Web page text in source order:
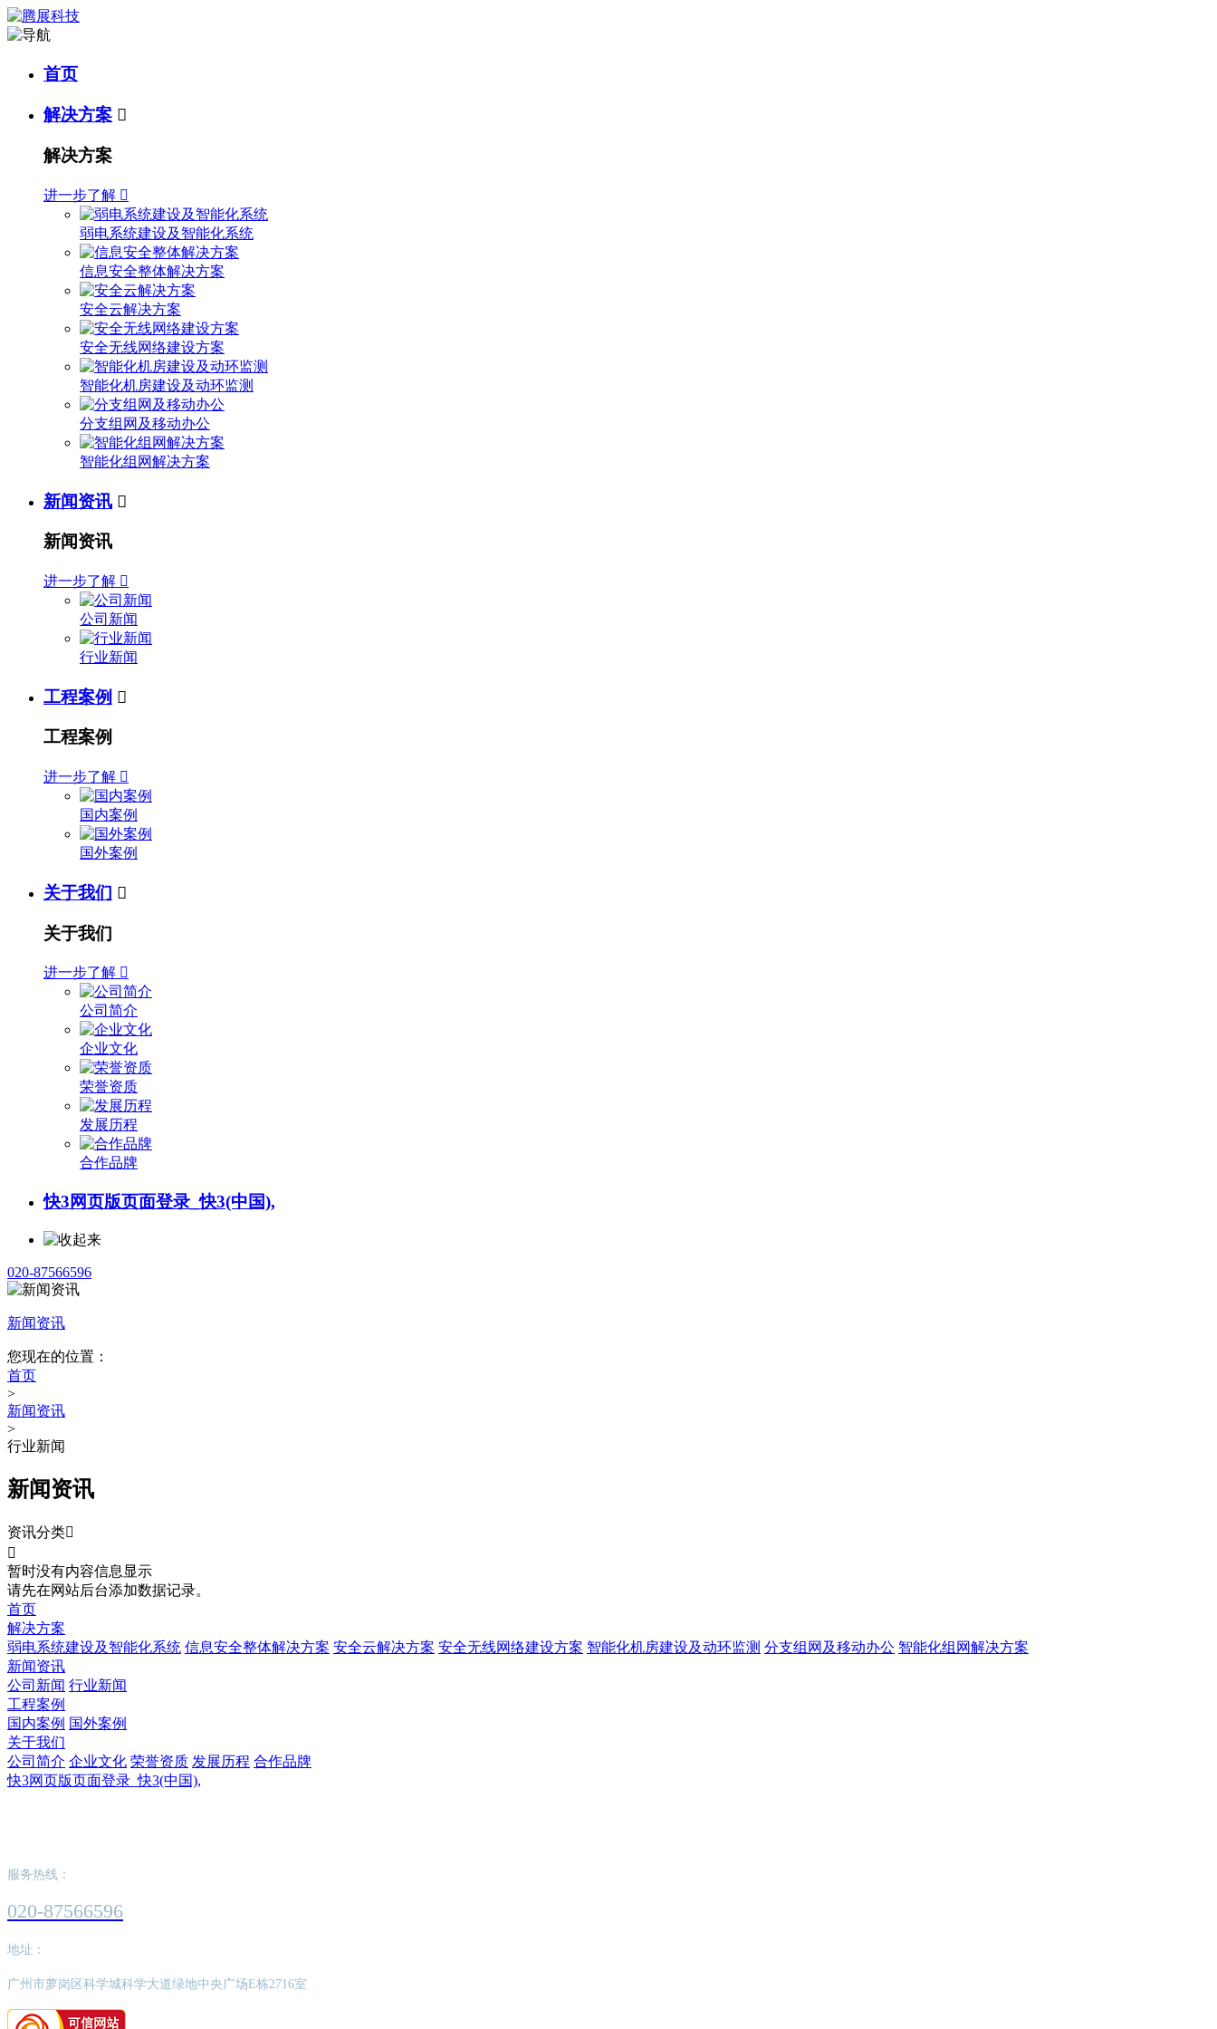
首页
解决方案 
解决方案
进一步了解 
弱电系统建设及智能化系统
信息安全整体解决方案
安全云解决方案
安全无线网络建设方案
智能化机房建设及动环监测
分支组网及移动办公
智能化组网解决方案
新闻资讯 
新闻资讯
进一步了解 
公司新闻
行业新闻
工程案例 
工程案例
进一步了解 
国内案例
国外案例
关于我们 
关于我们
进一步了解 
公司简介
企业文化
荣誉资质
发展历程
合作品牌
快3网页版页面登录_快3(中国),
020-87566596
新闻资讯
您现在的位置：
首页
>
新闻资讯
>
行业新闻
新闻资讯
资讯分类

暂时没有内容信息显示
请先在网站后台添加数据记录。
首页
解决方案
弱电系统建设及智能化系统 信息安全整体解决方案 安全云解决方案 安全无线网络建设方案 智能化机房建设及动环监测 分支组网及移动办公 智能化组网解决方案
新闻资讯
公司新闻 行业新闻
工程案例
国内案例 国外案例
关于我们
公司简介 企业文化 荣誉资质 发展历程 合作品牌
快3网页版页面登录_快3(中国),
服务热线：
020-87566596
地址：
广州市萝岗区科学城科学大道绿地中央广场E栋2716室